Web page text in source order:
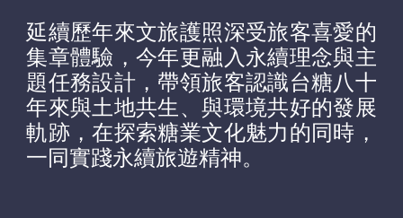
延續歷年來文旅護照深受旅客喜愛的
集章體驗，今年更融入永續理念與主
題任務設計，帶領旅客認識台糖八十
年來與土地共生、與環境共好的發展
軌跡，在探索糖業文化魅力的同時，
一同實踐永續旅遊精神。